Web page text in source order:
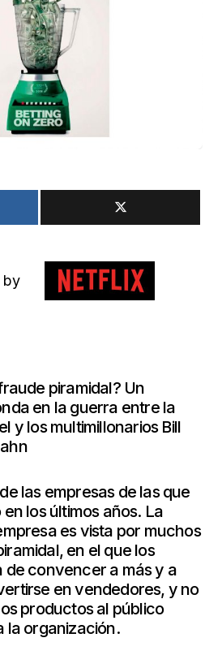
by
piramidal? Un
en la guerra entre la
y los multimillonarios Bill
las empresas de las que
los últimos años. La
es vista por muchos
en el que los
de convencer a más y a
en vendedores, y no
productos al público
la organización.